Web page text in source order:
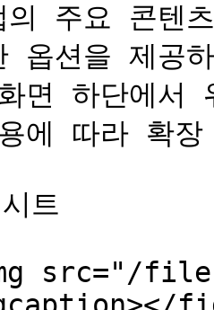
의 주요 콘텐
옵션을 제공
면 하단에서
에 따라 확
트
src="/files/